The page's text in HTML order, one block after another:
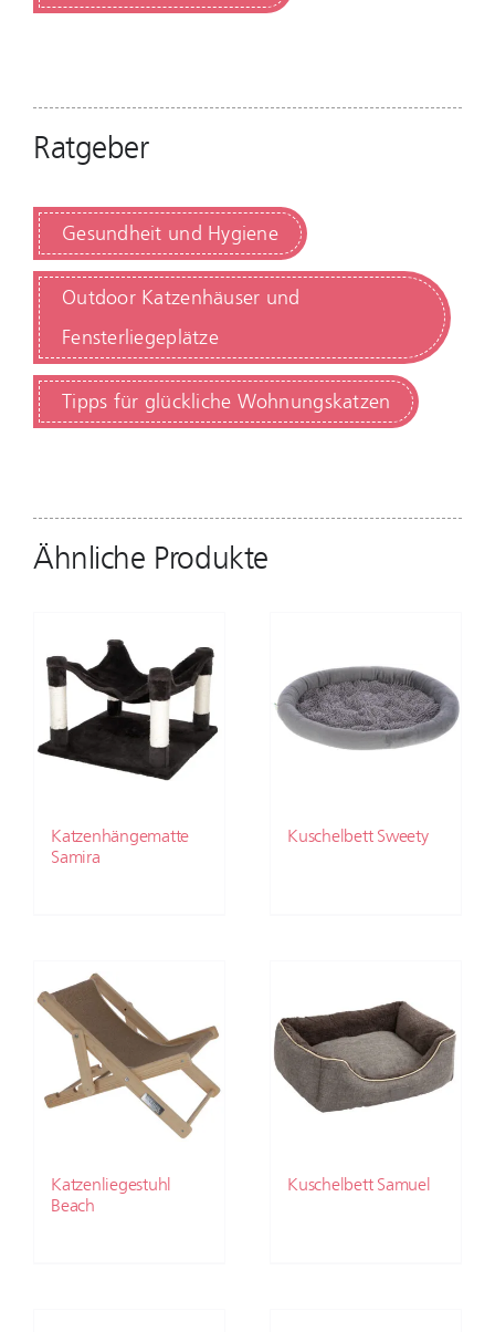
Ratgeber
Gesundheit und Hygiene
Outdoor Katzenhäuser und
Fensterliegeplätze
Tipps für glückliche Wohnungskatzen
Ähnliche Produkte
Katzenhängematte
Samira
Kuschelbett Sweety
Katzenliegestuhl
Beach
Kuschelbett Samuel